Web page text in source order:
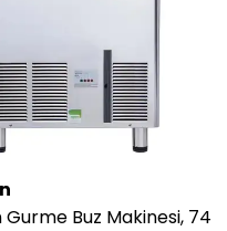
Buz Makinesi, 74